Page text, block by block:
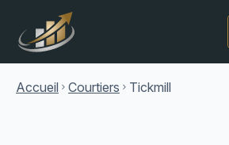
Accueil chevron_right Courtiers chevron_right Tickmill